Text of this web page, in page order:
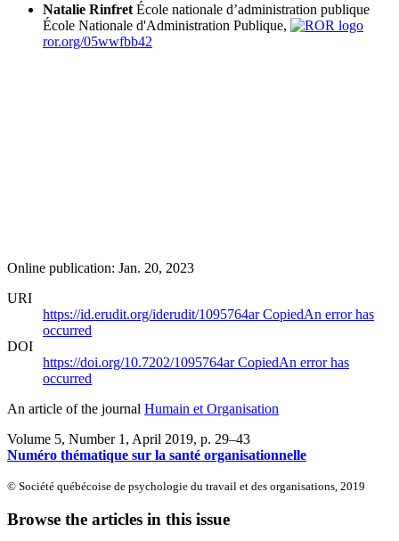
Natalie Rinfret École nationale d’administration publique
École Nationale d'Administration Publique,
ror.org/05wwfbb42
Online publication: Jan. 20, 2023
URI
https://id.erudit.org/iderudit/1095764arCopiedAn error has
occurred
DOI
https://doi.org/10.7202/1095764arCopiedAn error has
occurred
An article of the journal Humain et Organisation
Volume 5, Number 1, April 2019, p. 29–43
Numéro thématique sur la santé organisationnelle
© Société québécoise de psychologie du travail et des organisations, 2019
Browse the articles in this issue